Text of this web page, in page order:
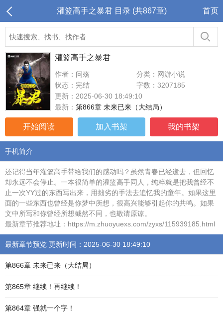
灌篮高手之暴君 目录 (共867章) 首页
灌篮高手之暴君
作者：问殇
分类：网游小说
状态：完结
字数：3207185
更新：2025-06-30 18:49:10
最新： 第866章 未来已来（大结局）
开始阅读 加入书架 我的书架
手机简介
还记得当年灌篮高手带给我们的感动吗？虽然青春已经逝去，但回忆
却永远不会停止。一本很简单的灌篮高手同人，纯粹就是把我曾经不
止一次YY过的东西写出来，用拙劣的手法去追忆我的童年。如果这里
面的一些东西也曾经是你梦中所想，很高兴能够引起你的共鸣。如果
文中所写和你曾经所想截然不同，也敬请原谅。
最新章节推荐地址：https://m.zhuoyuexs.com/zyxs/115939185.html
最新章节预览 更新时间：2025-06-30 18:49:10
第866章 未来已来（大结局）
第865章 继续！再继续！
第864章 强就一个字！